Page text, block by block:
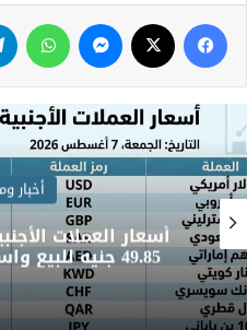
أخبار
أسعار العملات
49.85 جنيه للبيع واستقرار حركة الصرف